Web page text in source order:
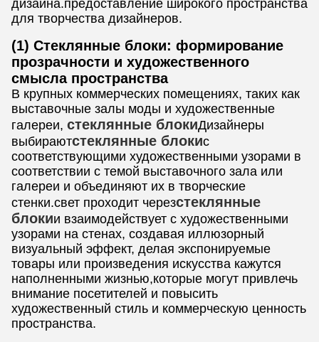
дизайна.предоставление широкого пространства
для творчества дизайнеров.
(1) Стеклянные блоки: формирование
прозрачности и художественного
смысла пространства
В крупных коммерческих помещениях, таких как
выставочные залы моды и художественные
галереи, стеклянные блокиДизайнеры
выбираютстеклянные блокис
соответствующими художественными узорами в
соответствии с темой выставочного зала или
галереи и объединяют их в творческие
стенки.свет проходит черезстеклянные
блокии взаимодействует с художественными
узорами на стенах, создавая иллюзорный
визуальный эффект, делая экспонируемые
товары или произведения искусства кажутся
наполненными жизнью,которые могут привлечь
внимание посетителей и повысить
художественный стиль и коммерческую ценность
пространства.